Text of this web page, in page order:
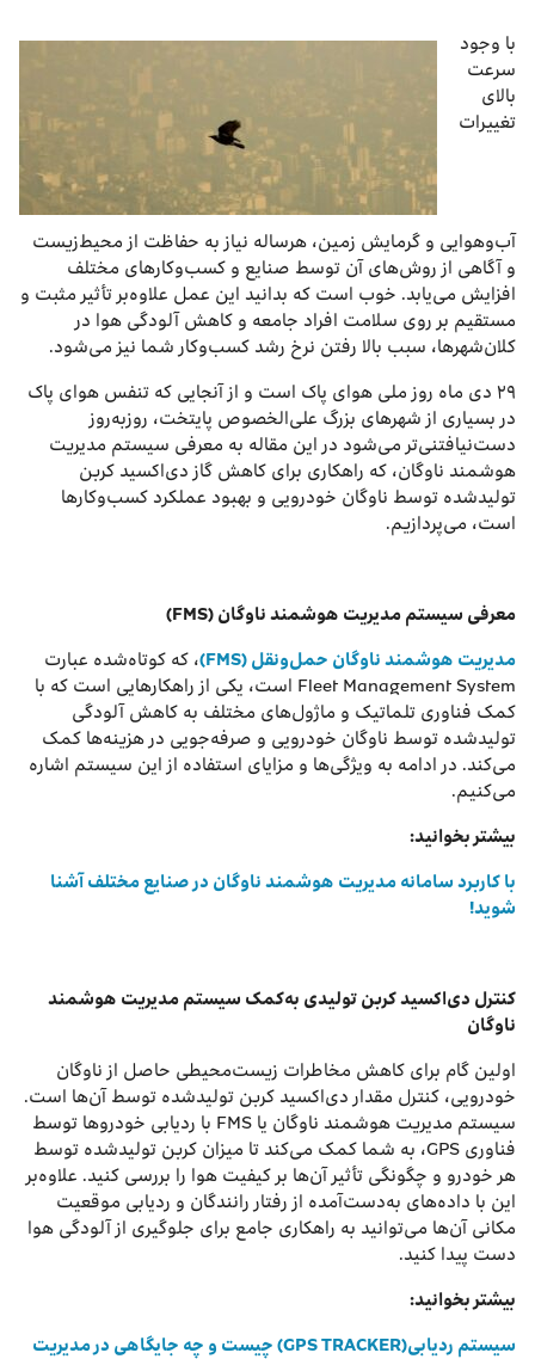
با وجود
سرعت
بالای
تغییرات
آب‌وهوایی و گرمایش زمین، هرساله نیاز به حفاظت از محیط‌زیست
و آگاهی از روش‌های آن توسط صنایع و کسب‌وکارهای مختلف
افزایش می‌یابد. خوب است که بدانید این عمل علاوه‌بر تأثیر مثبت و
مستقیم بر روی سلامت افراد جامعه و کاهش آلودگی هوا در
کلان‌شهرها، سبب بالا رفتن نرخ رشد کسب‌وکار شما نیز می‌شود.
۲۹ دی ماه روز ملی هوای پاک است و از آنجایی که تنفس هوای پاک
در بسیاری از شهرهای بزرگ علی‌الخصوص پایتخت، روز‌به‌روز
دست‌نیافتنی‌تر می‌شود در این مقاله به معرفی سیستم مدیریت
هوشمند ناوگان، که راهکاری برای کاهش گاز دی‌اکسید کربن
تولیدشده توسط ناوگان خودرویی و بهبود عملکرد کسب‌وکارها
است، می‌پردازیم.
معرفی سیستم مدیریت هوشمند ناوگان (FMS
)
مدیریت هوشمند ناوگان حمل‌ونقل (FMS)
، که کوتاه‌شده‌ عبارت
Fleet Management System است، یکی از راهکارهایی است که با
کمک فناوری‌ تلماتیک و ماژول‌های مختلف به کاهش آلودگی
تولید‌شده توسط ناوگان خودرویی و صرفه‌جویی در هزینه‌ها کمک
می‌کند. در ادامه به ویژگی‌ها و مزایای استفاده از این سیستم اشاره
می‌کنیم.
بیشتر بخوانید:
با کاربرد سامانه مدیریت هوشمند ناوگان در صنایع مختلف آشنا
شوید!
کنترل دی‌اکسید کربن تولیدی به‌کمک سیستم مدیریت هوشمند
ناوگان
اولین گام برای کاهش مخاطرات زیست‌محیطی حاصل از ناوگان
خودرویی، کنترل مقدار دی‌اکسید کربن تولیدشده توسط آن‌ها است.
سیستم مدیریت هوشمند ناوگان یا FMS با ردیابی خودروها توسط
فناوری GPS، به شما کمک می‌کند تا میزان کربن تولیدشده توسط
هر خودرو و چگونگی تأثیر آن‌ها بر کیفیت هوا را بررسی کنید. علاوه‌بر
این با داده‌های به‌دست‌آمده از رفتار رانندگان و ردیابی موقعیت
مکانی آن‌ها می‌توانید به راهکاری جامع برای جلوگیری از آلودگی هوا
دست پیدا کنید.
بیشتر بخوانید:
سیستم ردیابی(GPS TRACKER) چیست و چه جایگاهی در مدیریت